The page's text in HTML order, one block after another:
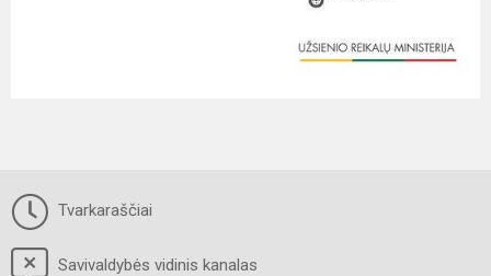
Tvarkaraščiai
Savivaldybės vidinis kanalas